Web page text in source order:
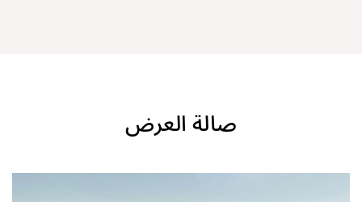
صالة العرض